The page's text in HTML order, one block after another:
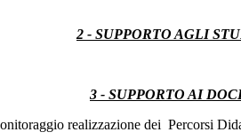
2 - SUPPORTO AGLI
3 - SUPPORTO AI
realizzazione dei Percorsi